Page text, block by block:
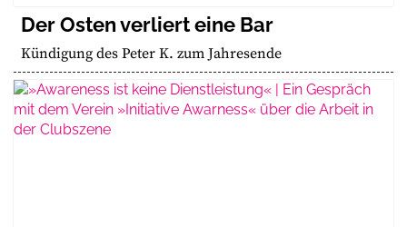
Der Osten verliert eine Bar
Kündigung des Peter K. zum Jahresende